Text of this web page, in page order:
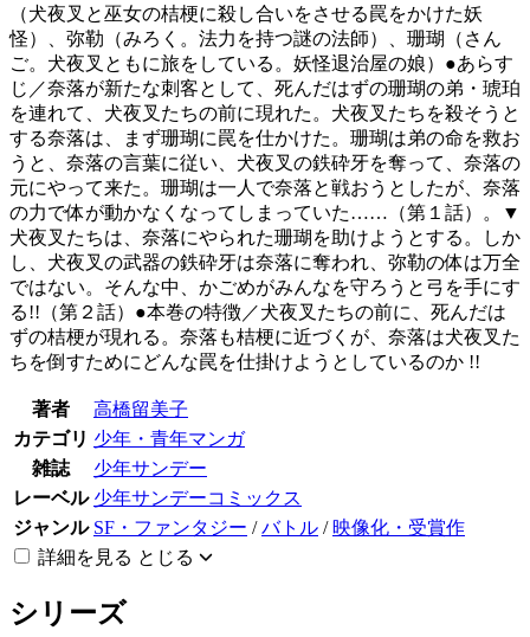
（犬夜叉と巫女の桔梗に殺し合いをさせる罠をかけた妖
怪）、弥勒（みろく。法力を持つ謎の法師）、珊瑚（さん
ご。犬夜叉ともに旅をしている。妖怪退治屋の娘）●あらす
じ／奈落が新たな刺客として、死んだはずの珊瑚の弟・琥珀
を連れて、犬夜叉たちの前に現れた。犬夜叉たちを殺そうと
する奈落は、まず珊瑚に罠を仕かけた。珊瑚は弟の命を救お
うと、奈落の言葉に従い、犬夜叉の鉄砕牙を奪って、奈落の
元にやって来た。珊瑚は一人で奈落と戦おうとしたが、奈落
の力で体が動かなくなってしまっていた……（第１話）。▼
犬夜叉たちは、奈落にやられた珊瑚を助けようとする。しか
し、犬夜叉の武器の鉄砕牙は奈落に奪われ、弥勒の体は万全
ではない。そんな中、かごめがみんなを守ろうと弓を手にす
る!!（第２話）●本巻の特徴／犬夜叉たちの前に、死んだは
ずの桔梗が現れる。奈落も桔梗に近づくが、奈落は犬夜叉た
ちを倒すためにどんな罠を仕掛けようとしているのか !!
著者
高橋留美子
カテゴリ 少年・青年マンガ
雑誌
少年サンデー
レーベル 少年サンデーコミックス
ジャンル SF・ファンタジー /バトル / 映像化・受賞作
詳細を見る とじる
シリーズ